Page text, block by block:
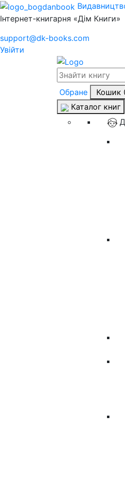
Інтернет-книгарня «Дім Книги»
support@dk-books.com
Увійти
Обране Кошик
Каталог книг